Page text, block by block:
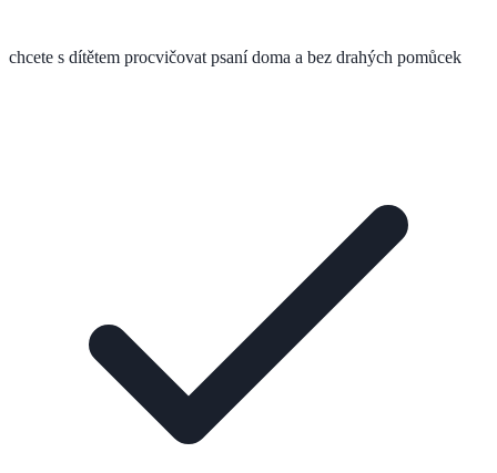
chcete s dítětem procvičovat psaní doma a bez drahých pomůcek